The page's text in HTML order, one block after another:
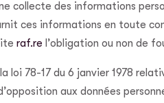
collecte des informations
ces informations en toute
raf.re l’obligation ou non de
78-17 du 6 janvier 1978
aux données